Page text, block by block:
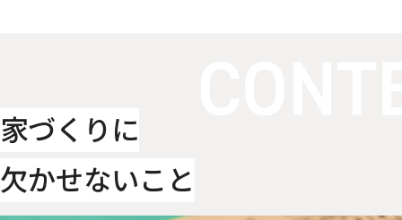
家づくりに
欠かせないこと